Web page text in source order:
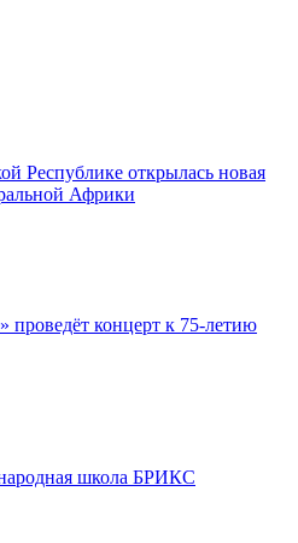
Республике открылась новая
Африки
проведёт концерт к 75-летию
школа БРИКС